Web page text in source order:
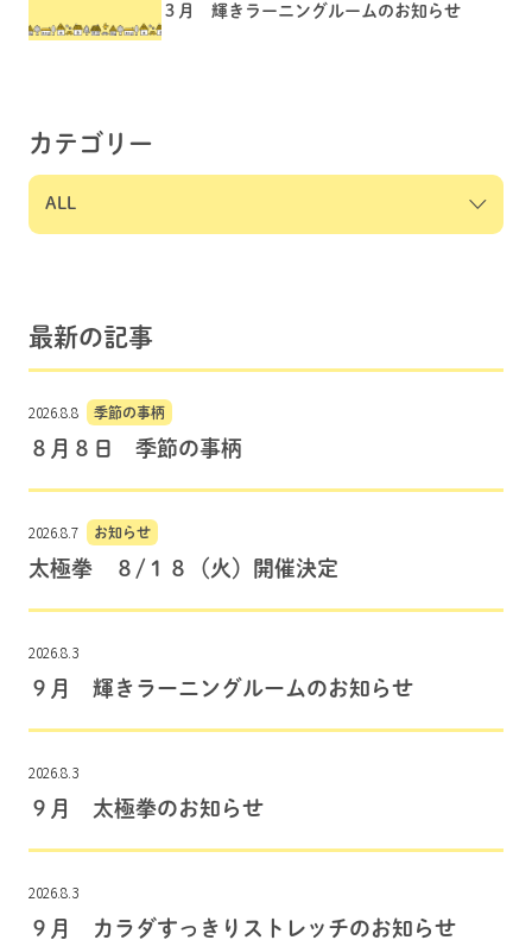
３月 輝きラーニングルームのお知らせ
カテゴリー
最新の記事
2026.8.8 季節の事柄
８月８日 季節の事柄
2026.8.7 お知らせ
太極拳 ８/１８（火）開催決定
2026.8.3
９月 輝きラーニングルームのお知らせ
2026.8.3
９月 太極拳のお知らせ
2026.8.3
９月 カラダすっきりストレッチのお知らせ